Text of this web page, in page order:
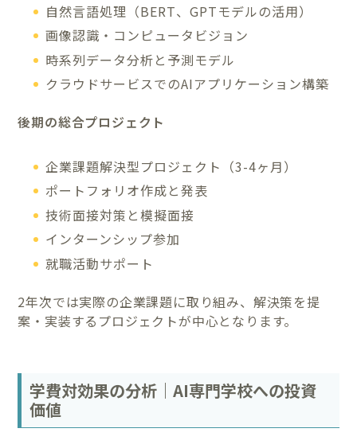
自然言語処理（BERT、GPTモデルの活用）
画像認識・コンピュータビジョン
時系列データ分析と予測モデル
クラウドサービスでのAIアプリケーション構築
後期の総合プロジェクト
企業課題解決型プロジェクト（3-4ヶ月）
ポートフォリオ作成と発表
技術面接対策と模擬面接
インターンシップ参加
就職活動サポート
2年次では実際の企業課題に取り組み、解決策を提
案・実装するプロジェクトが中心となります。
学費対効果の分析｜AI専門学校への投資
価値